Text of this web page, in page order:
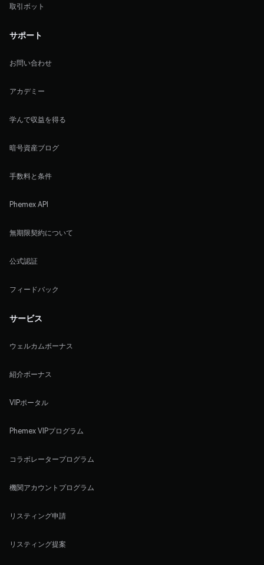
取引ボット
サポート
お問い合わせ
アカデミー
学んで収益を得る
暗号資産ブログ
手数料と条件
Phemex API
無期限契約について
公式認証
フィードバック
サービス
ウェルカムボーナス
紹介ボーナス
VIPポータル
Phemex VIPプログラム
コラボレータープログラム
機関アカウントプログラム
リスティング申請
リスティング提案